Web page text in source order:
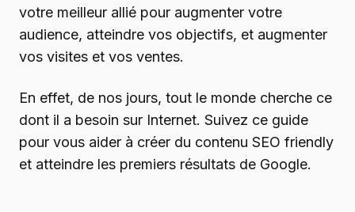
votre meilleur allié pour augmenter votre
audience, atteindre vos objectifs, et augmenter
vos visites et vos ventes.
En effet, de nos jours, tout le monde cherche ce
dont il a besoin sur Internet. Suivez ce guide
pour vous aider à créer du contenu SEO friendly
et atteindre les premiers résultats de Google.